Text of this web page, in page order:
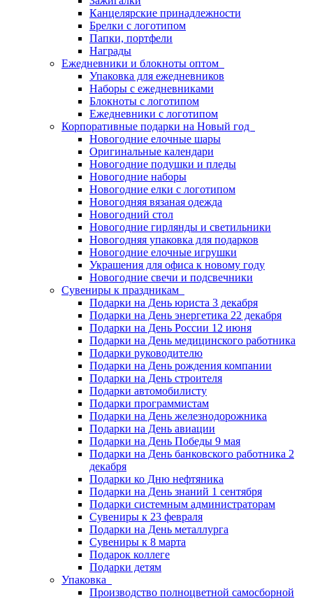
Канцелярские принадлежности
Брелки с логотипом
Папки, портфели
Награды
Ежедневники и блокноты оптом
Упаковка для ежедневников
Наборы с ежедневниками
Блокноты с логотипом
Ежедневники с логотипом
Корпоративные подарки на Новый год
Новогодние елочные шары
Оригинальные календари
Новогодние подушки и пледы
Новогодние наборы
Новогодние елки с логотипом
Новогодняя вязаная одежда
Новогодний стол
Новогодние гирлянды и светильники
Новогодняя упаковка для подарков
Новогодние елочные игрушки
Украшения для офиса к новому году
Новогодние свечи и подсвечники
Сувениры к праздникам
Подарки на День юриста 3 декабря
Подарки на День энергетика 22 декабря
Подарки на День России 12 июня
Подарки на День медицинского работника
Подарки руководителю
Подарки на День рождения компании
Подарки на День строителя
Подарки автомобилисту
Подарки программистам
Подарки на День железнодорожника
Подарки на День авиации
Подарки на День Победы 9 мая
Подарки на День банковского работника 2
декабря
Подарки ко Дню нефтяника
Подарки на День знаний 1 сентября
Подарки системным администраторам
Сувениры к 23 февраля
Подарки на День металлурга
Сувениры к 8 марта
Подарок коллеге
Подарки детям
Упаковка
Производство полноцветной самосборной